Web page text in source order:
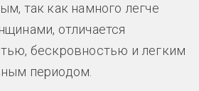
так как намного легче
отличается
бескровностью и легким
периодом.